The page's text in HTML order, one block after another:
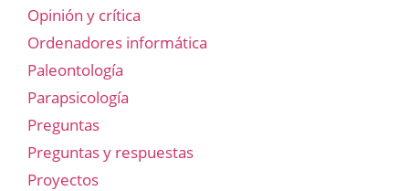
Opinión y crítica
Ordenadores informática
Paleontología
Parapsicología
Preguntas
Preguntas y respuestas
Proyectos